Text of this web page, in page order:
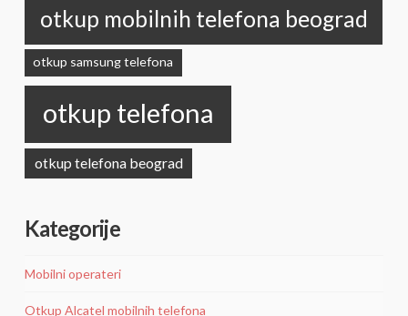
otkup mobilnih telefona beograd
otkup samsung telefona
otkup telefona
otkup telefona beograd
Kategorije
Mobilni operateri
Otkup Alcatel mobilnih telefona